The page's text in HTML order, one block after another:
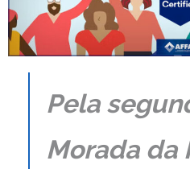
Pela
Morada da